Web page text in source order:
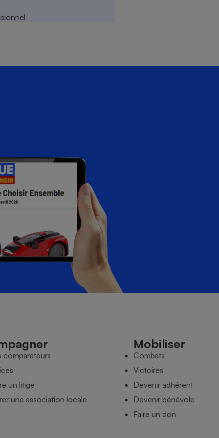
comparateurs
un litige
une association locale
Mobiliser
Combats
Victoires
Devenir adhérent
Devenir bénévole
Faire un don